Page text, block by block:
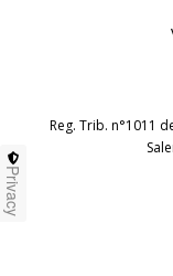
Reg. Trib. n°1011
Privacy